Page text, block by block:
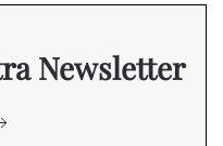
Newsletter